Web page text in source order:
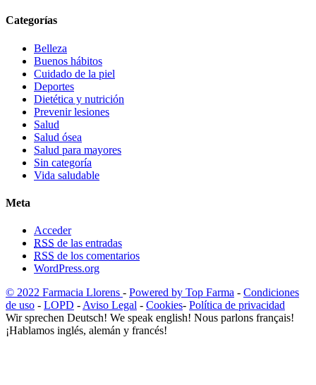
Categorías
Belleza
Buenos hábitos
Cuidado de la piel
Deportes
Dietética y nutrición
Prevenir lesiones
Salud
Salud ósea
Salud para mayores
Sin categoría
Vida saludable
Meta
Acceder
RSS de las entradas
RSS de los comentarios
WordPress.org
© 2022 Farmacia Llorens - Powered by Top Farma - Condiciones
de uso - LOPD - Aviso Legal - Cookies- Política de privacidad
Wir sprechen Deutsch! We speak english! Nous parlons français!
¡Hablamos inglés, alemán y francés!